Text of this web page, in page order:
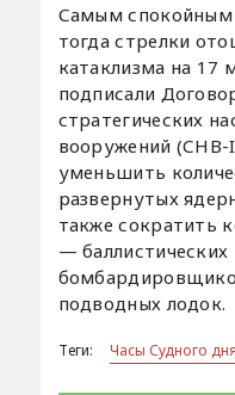
Самым спокойным
тогда стрелки
катаклизма на 17
подписали
стратегических
вооружений (СНВ-
уменьшить
развернутых
также сократить
— баллистических
подводных лодок.
Теги: Часы Судного дня